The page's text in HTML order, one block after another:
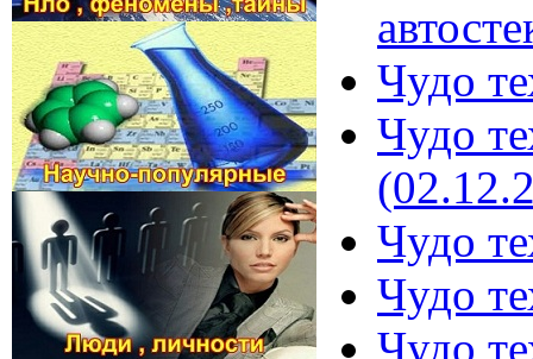
Чудо
Чудо
Чудо
Чудо
Чудо